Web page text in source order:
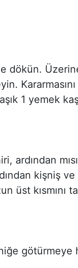
dökün.
1 yemek
ardından
kişniş ve
üst kısmını
götürmeye